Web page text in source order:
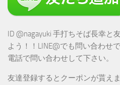
ID @nagayuki 手打ちそば長幸と
よう！！LINE@でも問い合わせ
電話で問い合わせして下さい。
友達登録するとクーポンが貰え